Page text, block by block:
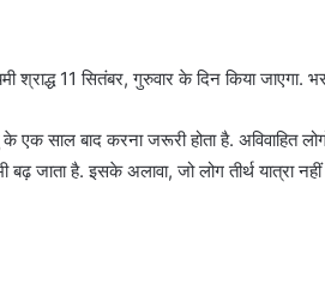
श्राद्ध 11 सितंबर, गुरुवार के दिन किया जाएगा.
एक साल बाद करना जरूरी होता है. अविवाहित
बढ़ जाता है. इसके अलावा, जो लोग तीर्थ यात्रा